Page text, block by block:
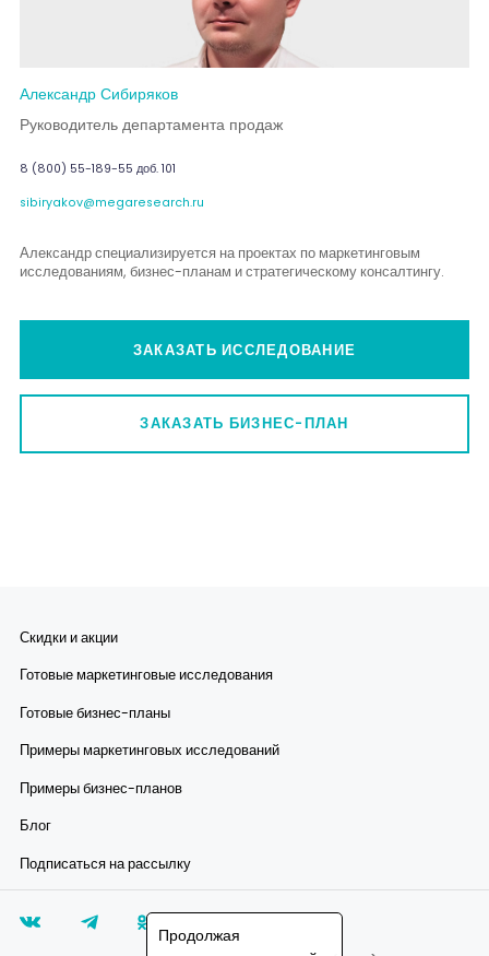
Александр Сибиряков
Руководитель департамента продаж
8 (800) 55-189-55 доб. 101
sibiryakov@megaresearch.ru
Александр специализируется на проектах по маркетинговым
исследованиям, бизнес-планам и стратегическому консалтингу.
ЗАКАЗАТЬ ИССЛЕДОВАНИЕ
ЗАКАЗАТЬ БИЗНЕС-ПЛАН
Скидки и акции
Готовые маркетинговые исследования
Готовые бизнес-планы
Примеры маркетинговых исследований
Примеры бизнес-планов
Блог
Подписаться на рассылку
Продолжая